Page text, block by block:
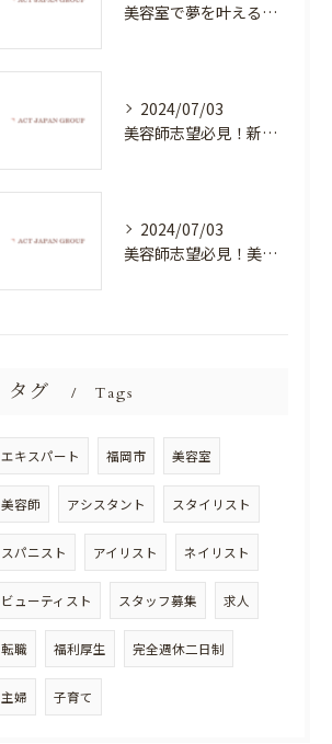
美容室で夢を叶える！自分を磨く新たなチャンス
2024/07/03
美容師志望必見！新たな価値を創造する美容室でハイレベルな技術を学べる環境
2024/07/03
美容師志望必見！美容室NEWSTANDARDで最高のスキルアップを目指そう！
タグ Tags
エキスパート 福岡市 美容室
美容師 アシスタント スタイリスト
スパニスト アイリスト ネイリスト
ビューティスト スタッフ募集 求人
転職 福利厚生 完全週休二日制
主婦 子育て